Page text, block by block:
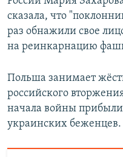
сказала, что
раз обнажили свое
на реинкарнацию
Польша занимает
российского
начала войны
украинских беженцев.